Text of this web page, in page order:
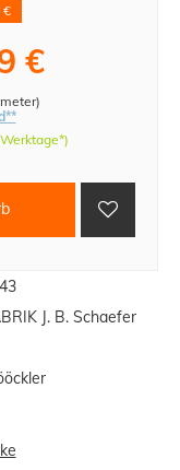
J. B. Schaefer
€
€
)